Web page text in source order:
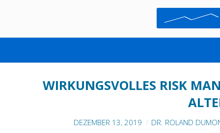
WIRKUNGSVOLLES RISK
DEZEMBER 13, 2019 DR. ROLAND